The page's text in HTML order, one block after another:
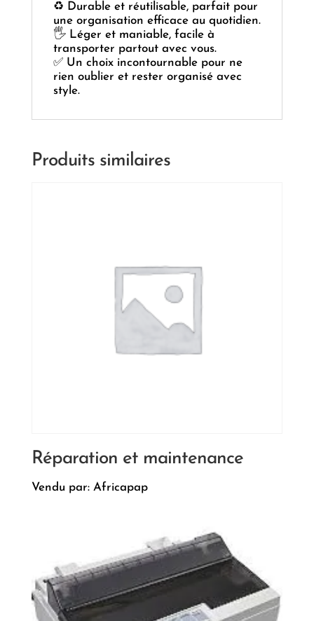
♻️ Durable et réutilisable, parfait pour
une organisation efficace au quotidien.
🖐️ Léger et maniable, facile à
transporter partout avec vous.
✅ Un choix incontournable pour ne
rien oublier et rester organisé avec
style.
Produits similaires
Réparation et maintenance
Vendu par: Africapap